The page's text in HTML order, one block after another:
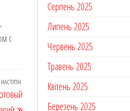
с
Наступний
НАСТУПН.
Серпень 2025
Липень 2025
Червень 2025
Травень 2025
Квітень 2025
Березень 2025